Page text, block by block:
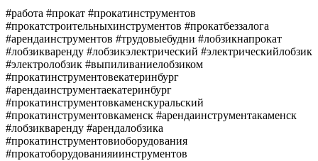
#работа #прокат #прокатинструментов
#прокатстроительныхинструментов #прокатбеззалога
#арендаинструментов #трудовыебудни #лобзикнапрокат
#лобзикваренду #лобзикэлектрический #электрическийлобзик
#электролобзик #выпиливаниелобзиком
#прокатинструментовекатеринбург
#арендаинструментаекатеринбург
#прокатинструментовкаменскуральский
#прокатинструментовкаменск #арендаинструментакаменск
#лобзикваренду #арендалобзика
#прокатинструментовиоборудования
#прокатоборудованияиинструментов